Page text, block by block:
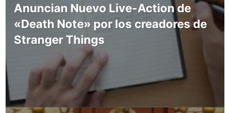
Anuncian Nuevo Live-Action de
«Death Note» por los creadores de
Stranger Things